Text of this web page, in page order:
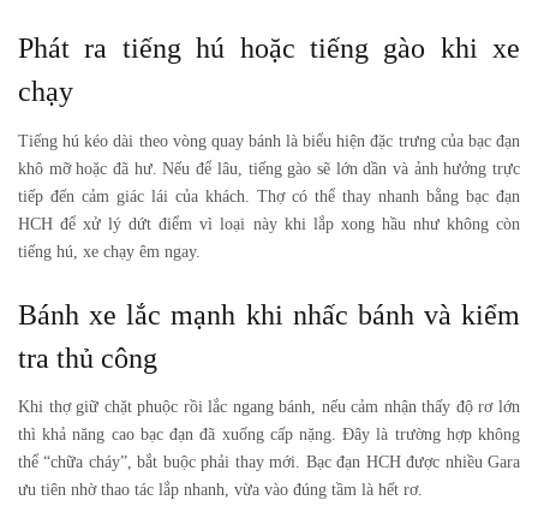
Phát ra tiếng hú hoặc tiếng gào khi xe
chạy
Tiếng hú kéo dài theo vòng quay bánh là biểu hiện đặc trưng của bạc đạn
khô mỡ hoặc đã hư. Nếu để lâu, tiếng gào sẽ lớn dần và ảnh hưởng trực
tiếp đến cảm giác lái của khách. Thợ có thể thay nhanh bằng bạc đạn
HCH để xử lý dứt điểm vì loại này khi lắp xong hầu như không còn
tiếng hú, xe chạy êm ngay.
Bánh xe lắc mạnh khi nhấc bánh và kiểm
tra thủ công
Khi thợ giữ chặt phuộc rồi lắc ngang bánh, nếu cảm nhận thấy độ rơ lớn
thì khả năng cao bạc đạn đã xuống cấp nặng. Đây là trường hợp không
thể “chữa cháy”, bắt buộc phải thay mới. Bạc đạn HCH được nhiều Gara
ưu tiên nhờ thao tác lắp nhanh, vừa vào đúng tầm là hết rơ.